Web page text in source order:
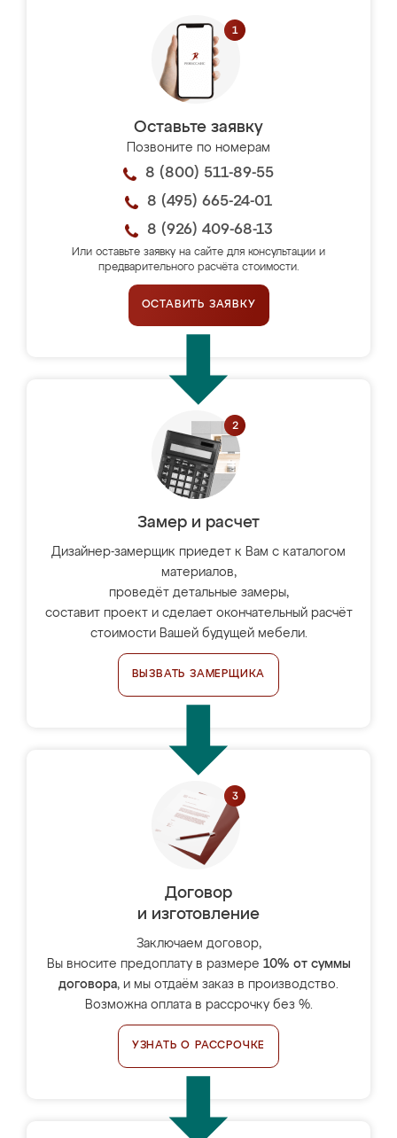
Оставьте заявку
Позвоните по номерам
8 (800) 511-89-55
8 (495) 665-24-01
8 (926) 409-68-13
Или оставьте заявку на сайте для консультации и
предварительного расчёта стоимости.
ОСТАВИТЬ ЗАЯВКУ
Замер и расчет
Дизайнер-замерщик приедет к Вам с каталогом
материалов,
проведёт детальные замеры,
составит проект и сделает окончательный расчёт
стоимости Вашей будущей мебели.
ВЫЗВАТЬ ЗАМЕРЩИКА
Договор
и изготовление
Заключаем договор,
Вы вносите предоплату в размере 10% от суммы
договора, и мы отдаём заказ в производство.
Возможна оплата в рассрочку без %.
УЗНАТЬ О РАССРОЧКЕ